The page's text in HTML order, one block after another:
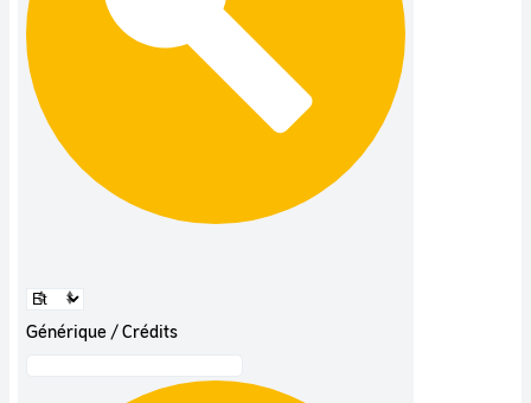
Générique / Crédits